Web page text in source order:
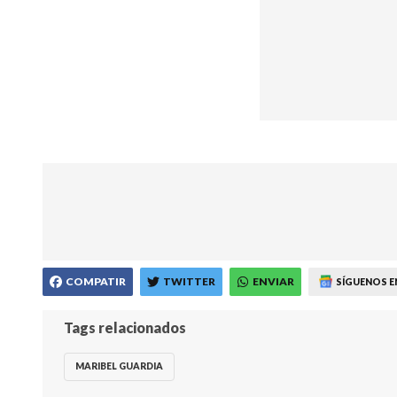
COMPATIR TWITTER ENVIAR SÍGUENOS
Tags relacionados
MARIBEL GUARDIA